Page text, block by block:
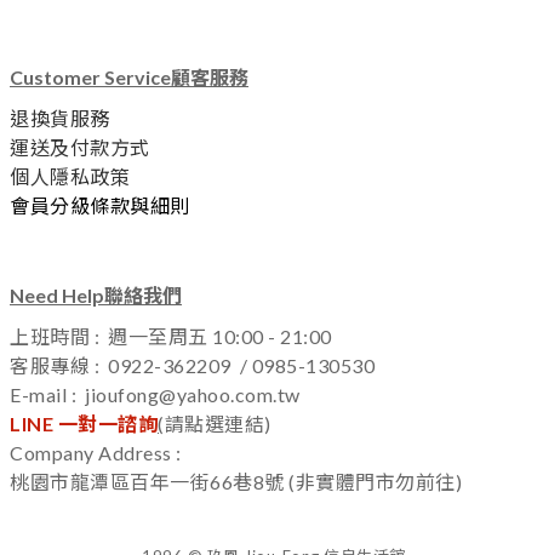
Customer Service顧客服務
退換貨服務
運送及付款方式
個人隱私政策
會員分級條款與細則
Need Help聯絡我們
上班時間 : 週一至周五 10:00 - 21:00
客服專線 : 0922-362209 / 0985-130530
E-mail : jioufong@yahoo.com.tw
LINE 一對一諮詢(請點選連結)
Company Address :
桃園市龍潭區百年一街66巷8號 (非實體門市勿前往)